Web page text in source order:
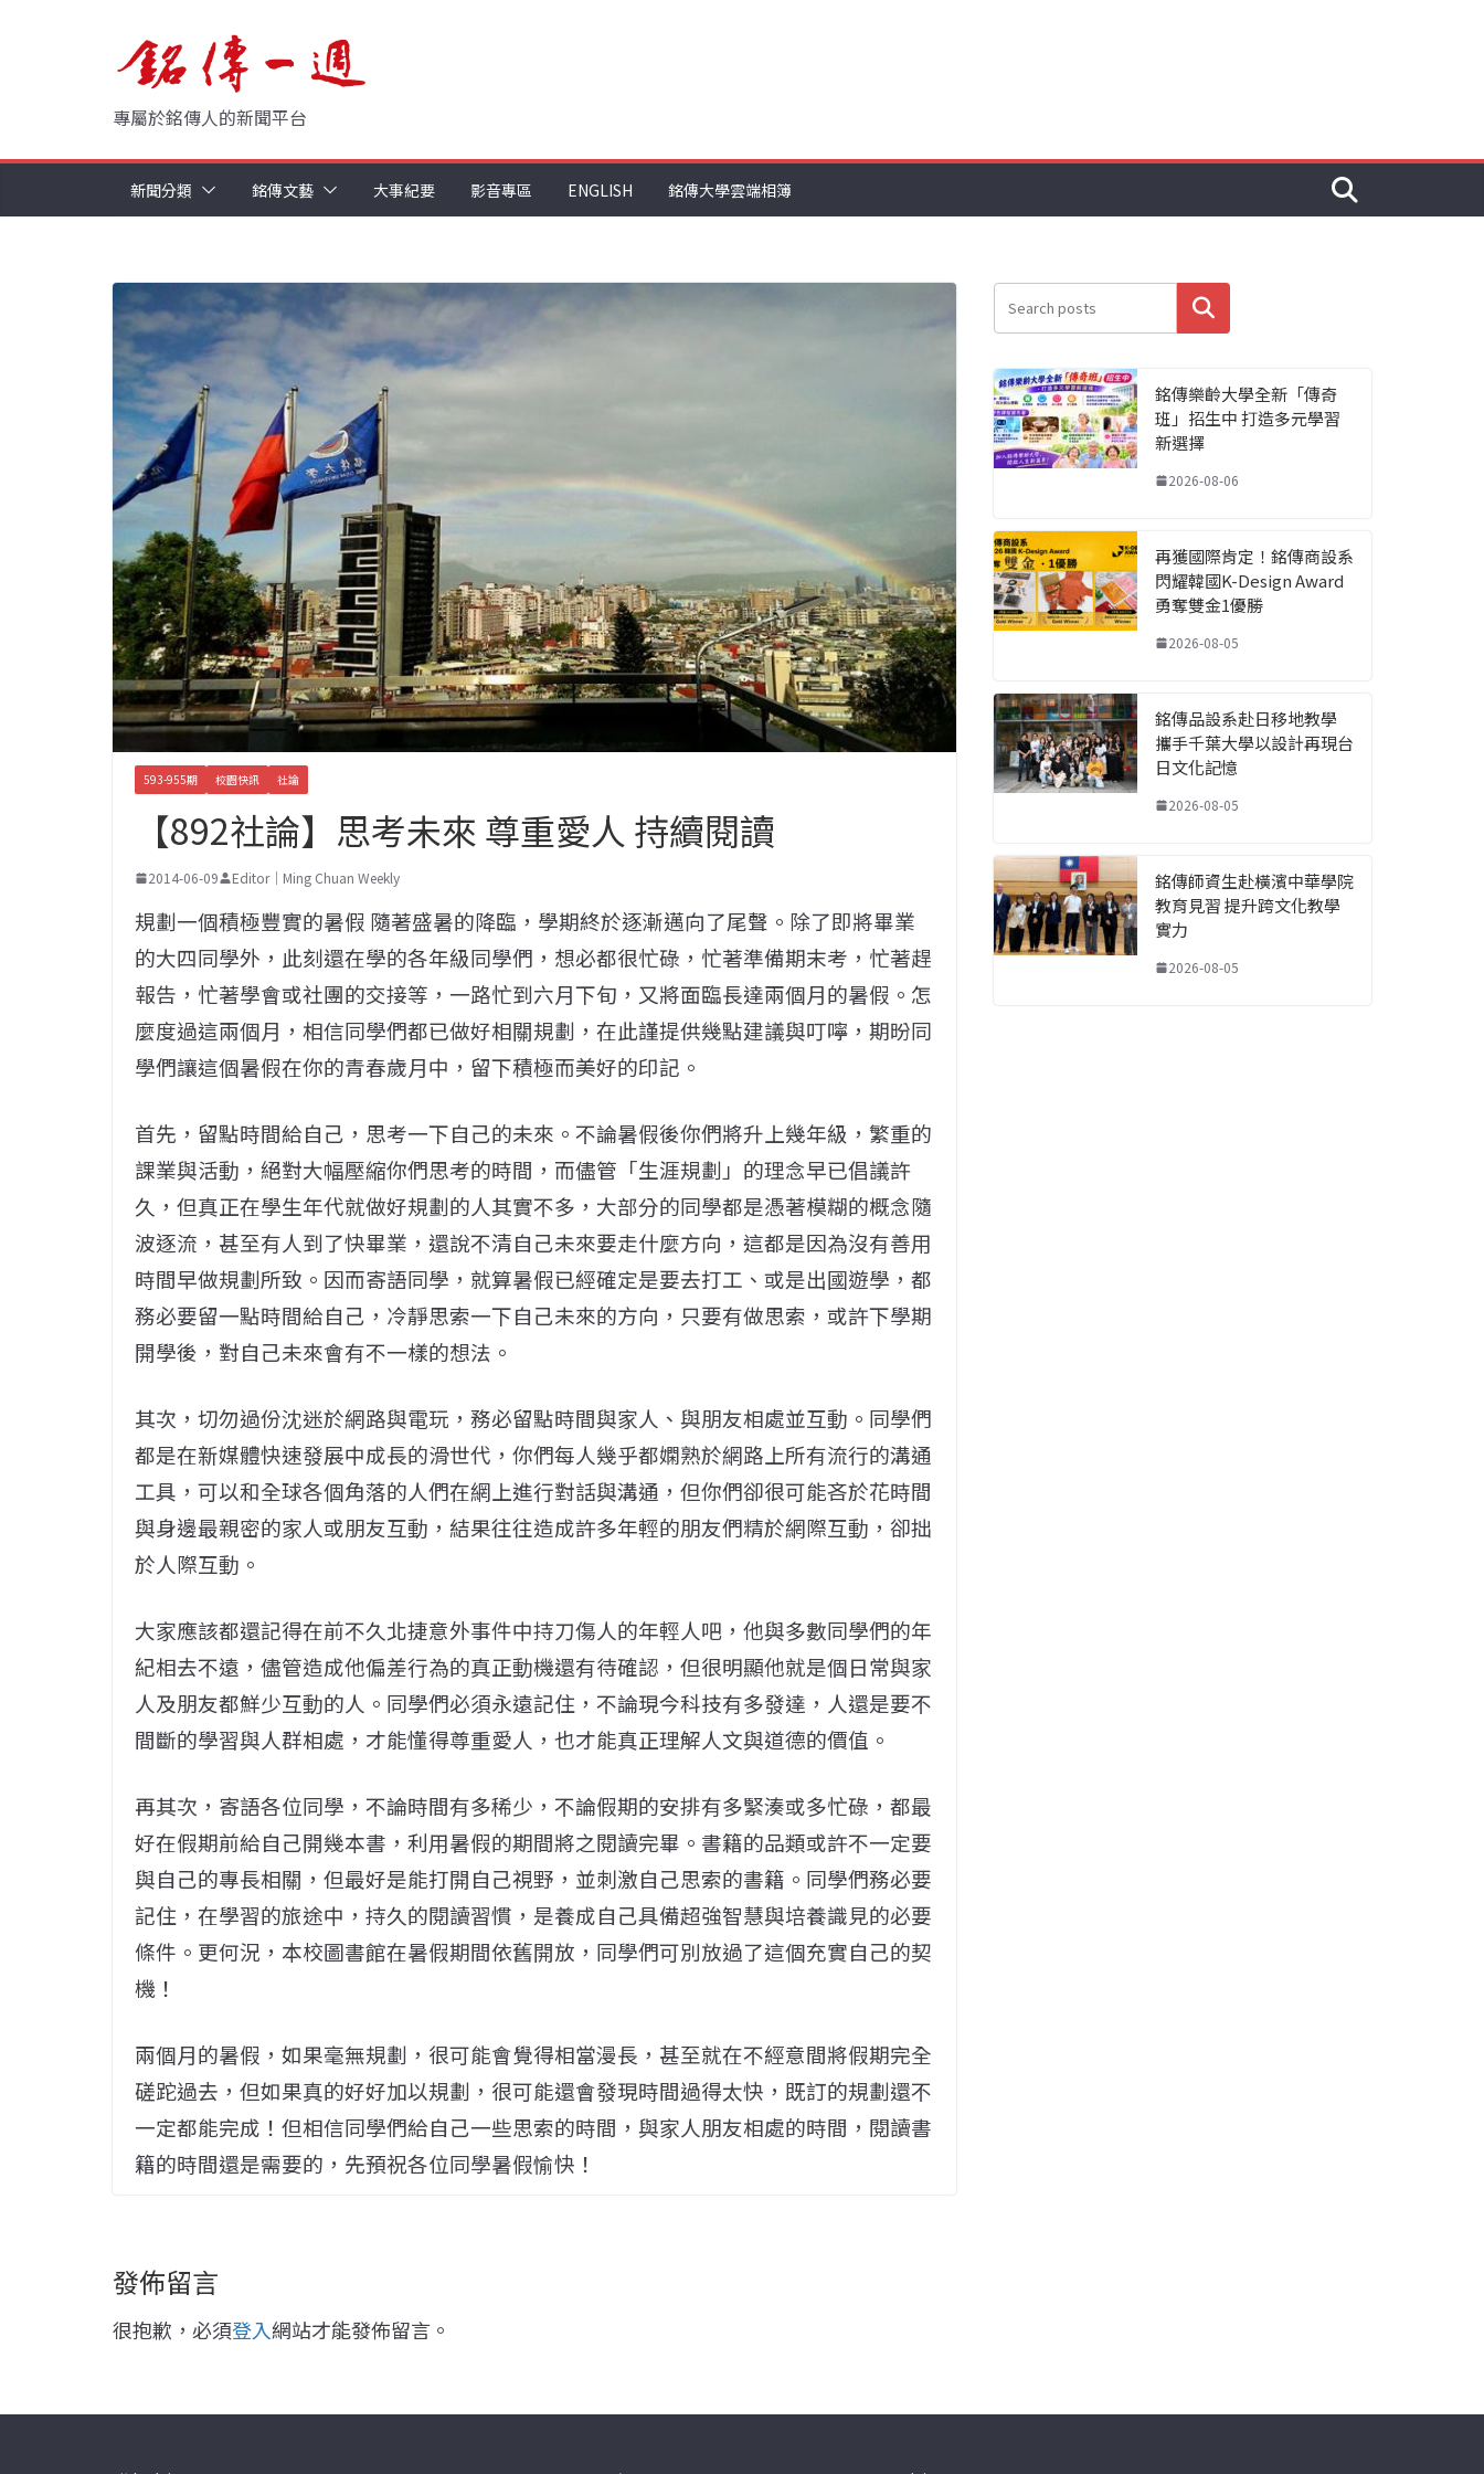
專屬於銘傳人的新聞平台
新聞分類 銘傳文藝 大事紀要 影音專區 ENGLISH 銘傳大學雲端相簿
593-955期 校園快訊 社論
【892社論】思考未來 尊重愛人 持續閱讀
2014-06-09 Editor｜Ming Chuan Weekly
規劃一個積極豐實的暑假 隨著盛暑的降臨，學期終於逐漸邁向了尾聲。除了即將畢業
的大四同學外，此刻還在學的各年級同學們，想必都很忙碌，忙著準備期末考，忙著趕
報告，忙著學會或社團的交接等，一路忙到六月下旬，又將面臨長達兩個月的暑假。怎
麼度過這兩個月，相信同學們都已做好相關規劃，在此謹提供幾點建議與叮嚀，期昐同
學們讓這個暑假在你的青春歲月中，留下積極而美好的印記。
首先，留點時間給自己，思考一下自己的未來。不論暑假後你們將升上幾年級，繁重的
課業與活動，絕對大幅壓縮你們思考的時間，而儘管「生涯規劃」的理念早已倡議許
久，但真正在學生年代就做好規劃的人其實不多，大部分的同學都是憑著模糊的概念隨
波逐流，甚至有人到了快畢業，還說不清自己未來要走什麼方向，這都是因為沒有善用
時間早做規劃所致。因而寄語同學，就算暑假已經確定是要去打工、或是出國遊學，都
務必要留一點時間給自己，冷靜思索一下自己未來的方向，只要有做思索，或許下學期
開學後，對自己未來會有不一樣的想法。
其次，切勿過份沈迷於網路與電玩，務必留點時間與家人、與朋友相處並互動。同學們
都是在新媒體快速發展中成長的滑世代，你們每人幾乎都嫻熟於網路上所有流行的溝通
工具，可以和全球各個角落的人們在網上進行對話與溝通，但你們卻很可能吝於花時間
與身邊最親密的家人或朋友互動，結果往往造成許多年輕的朋友們精於網際互動，卻拙
於人際互動。
大家應該都還記得在前不久北捷意外事件中持刀傷人的年輕人吧，他與多數同學們的年
紀相去不遠，儘管造成他偏差行為的真正動機還有待確認，但很明顯他就是個日常與家
人及朋友都鮮少互動的人。同學們必須永遠記住，不論現今科技有多發達，人還是要不
間斷的學習與人群相處，才能懂得尊重愛人，也才能真正理解人文與道德的價值。
再其次，寄語各位同學，不論時間有多稀少，不論假期的安排有多緊湊或多忙碌，都最
好在假期前給自己開幾本書，利用暑假的期間將之閱讀完畢。書籍的品類或許不一定要
與自己的專長相關，但最好是能打開自己視野，並刺激自己思索的書籍。同學們務必要
記住，在學習的旅途中，持久的閱讀習慣，是養成自己具備超強智慧與培養識見的必要
條件。更何況，本校圖書館在暑假期間依舊開放，同學們可別放過了這個充實自己的契
機！
兩個月的暑假，如果毫無規劃，很可能會覺得相當漫長，甚至就在不經意間將假期完全
磋跎過去，但如果真的好好加以規劃，很可能還會發現時間過得太快，既訂的規劃還不
一定都能完成！但相信同學們給自己一些思索的時間，與家人朋友相處的時間，閱讀書
籍的時間還是需要的，先預祝各位同學暑假愉快！
發佈留言
很抱歉，必須登入網站才能發佈留言。
搜尋
銘傳樂齡大學全新「傳奇
班」招生中 打造多元學習
新選擇
2026-08-06
再獲國際肯定！銘傳商設系
閃耀韓國K-Design Award
勇奪雙金1優勝
2026-08-05
銘傳品設系赴日移地教學
攜手千葉大學以設計再現台
日文化記憶
2026-08-05
銘傳師資生赴橫濱中華學院
教育見習 提升跨文化教學
實力
2026-08-05